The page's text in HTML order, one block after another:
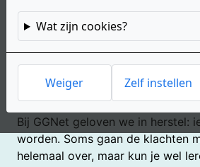
Amarum is gericht op herstel. De
helemaal geneest van je
genoeg lukt dat niet altijd. Je
ook behandelingen voor. Je kunt
bij de locatie van Amarum in
Bij GGNet geloven we in herstel:
worden. Soms gaan de klachten
helemaal over, maar kun je wel
Wat zijn cookies?
Weiger Zelf instellen